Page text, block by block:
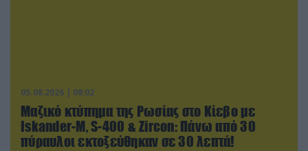
05.08.2026 | 08:02
Μαζικό κτύπημα της Ρωσίας στο Κίεβο με
Iskander-Μ, S-400 & Zircon: Πάνω από 30
πύραυλοι εκτοξεύθηκαν σε 30 λεπτά!